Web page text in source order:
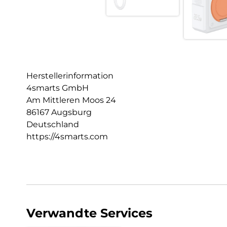
Herstellerinformation
4smarts GmbH
Am Mittleren Moos 24
86167 Augsburg
Deutschland
https://4smarts.com
Verwandte Services